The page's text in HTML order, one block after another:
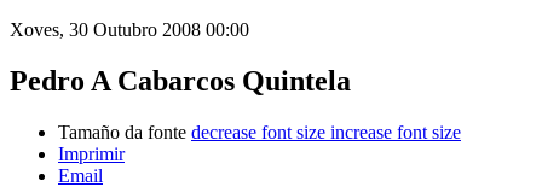
Xoves, 30 Outubro 2008 00:00
Pedro A Cabarcos Quintela
Tamaño da fonte decrease font size increase font size
Imprimir
Email